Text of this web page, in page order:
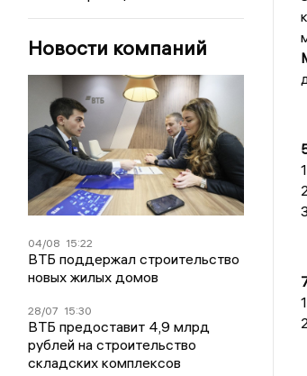
Новости компаний
04/08 15:22
ВТБ поддержал строительство
новых жилых домов
28/07 15:30
ВТБ предоставит 4,9 млрд
рублей на строительство
складских комплексов